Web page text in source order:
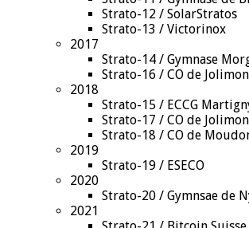
Strato-12 / SolarStratos
Strato-13 / Victorinox
2017
Strato-14 / Gymnase
Strato-16 / CO de
2018
Strato-15 / ECCG
Strato-17 / CO de
Strato-18 / CO de
2019
Strato-19 / ESECO
2020
Strato-20 / Gymnsae de
2021